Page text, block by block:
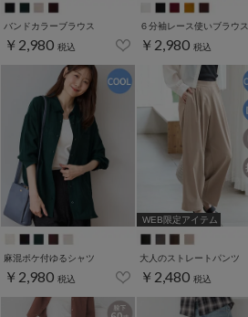
バンドカラーブラウス
￥2,980 税込
６分袖レース使いブラウス
￥2,980 税込
麻混ポケ付ゆるシャツ
￥2,980 税込
WEB限定アイテム
大人のストレートパンツ
￥2,480 税込